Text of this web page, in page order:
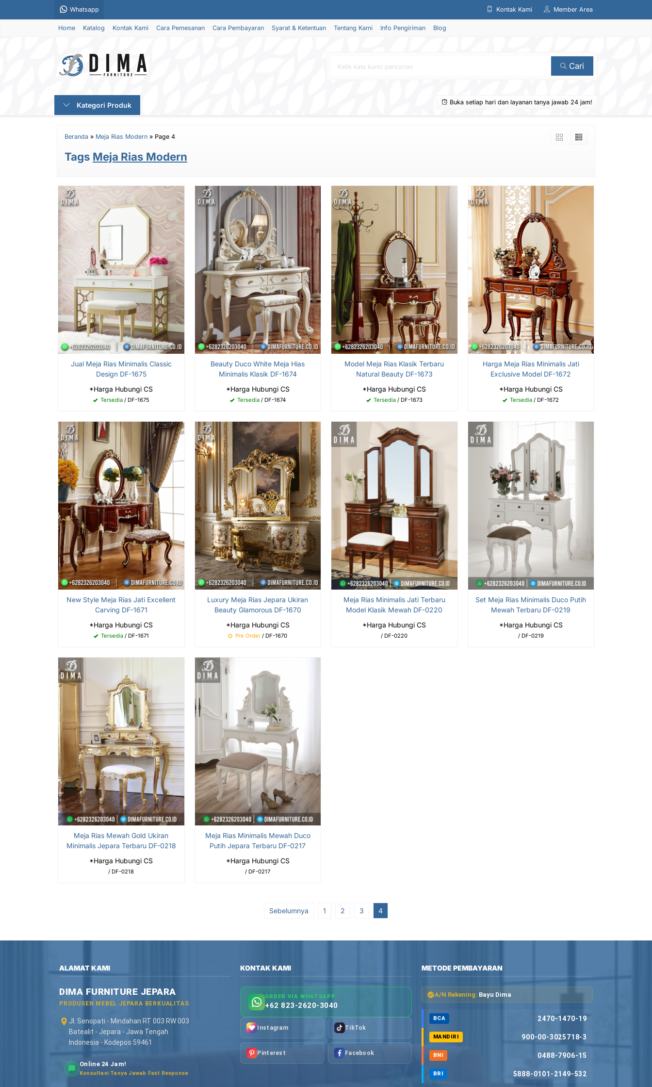
Whatsapp Kontak Kami Member Area
Home Katalog Kontak Kami Cara Pemesanan Cara Pembayaran Syarat & Ketentuan Tentang Kami Info Pengiriman Blog
Cari
Kategori Produk Buka setiap hari dan layanan tanya jawab 24 jam!
Beranda » Meja Rias Modern » Page 4
Tags Meja Rias Modern
Jual Meja Rias Minimalis Classic
Design DF-1675
*Harga Hubungi CS
Tersedia/ DF-1675
Beauty Duco White Meja Hias
Minimalis Klasik DF-1674
*Harga Hubungi CS
Tersedia/ DF-1674
Model Meja Rias Klasik Terbaru
Natural Beauty DF-1673
*Harga Hubungi CS
Tersedia/ DF-1673
Harga Meja Rias Minimalis Jati
Exclusive Model DF-1672
*Harga Hubungi CS
Tersedia / DF-1672
New Style Meja Rias Jati Excellent
Carving DF-1671
*Harga Hubungi CS
Tersedia/ DF-1671
Luxury Meja Rias Jepara Ukiran
Beauty Glamorous DF-1670
*Harga Hubungi CS
Pre Order / DF-1670
Meja Rias Minimalis Jati Terbaru
Model Klasik Mewah DF-0220
*Harga Hubungi CS
/ DF-0220
Set Meja Rias Minimalis Duco Putih
Mewah Terbaru DF-0219
*Harga Hubungi CS
/ DF-0219
Meja Rias Mewah Gold Ukiran
Minimalis Jepara Terbaru DF-0218
*Harga Hubungi CS
/ DF-0218
Meja Rias Minimalis Mewah Duco
Putih Jepara Terbaru DF-0217
*Harga Hubungi CS
/ DF-0217
Sebelumnya 1 2 3 4
ALAMAT KAMI
DIMA FURNITURE JEPARA
PRODUSEN MEBEL JEPARA BERKUALITAS
Jl. Senopati - Mindahan RT 003 RW 003
Batealit - Jepara - Jawa Tengah
Indonesia - Kodepos 59461
Online 24 Jam!
Konsultasi Tanya Jawab Fast Response
KONTAK KAMI
ORDER VIA WHATSAPP
+62 823-2620-3040
Instagram TikTok
Pinterest Facebook
METODE PEMBAYARAN
A/N Rekening: Bayu Dima
BCA 2470-1470-19
MANDIRI 900-00-3025718-3
BNI 0488-7906-15
BRI 5888-0101-2149-532